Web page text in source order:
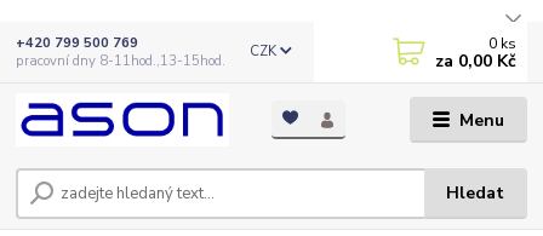
Menu
CZK
Hledat
+420 799 500 769
pracovní dny 8-11hod.,13-15hod.
0 ks
za 0,00 Kč